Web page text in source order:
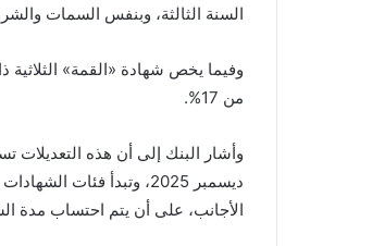
السنة الثالثة، وبنفس السمات
من 17%.
الأجانب، على أن يتم احتساب مدة